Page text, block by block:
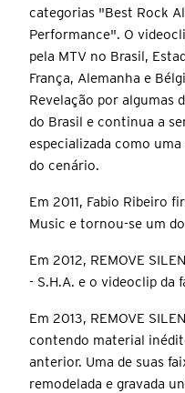
categorias "Best Rock
Performance". O
pela MTV no Brasil,
França, Alemanha e
Revelação por algumas
do Brasil e continua a
especializada como
do cenário.
Em 2011, Fabio Ribeiro
Music e tornou-se um
Em 2012, REMOVE
- S.H.A. e o videoclip da
Em 2013, REMOVE
contendo material
anterior. Uma de suas
remodelada e gravada